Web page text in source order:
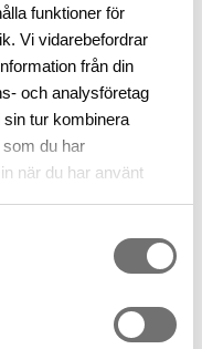
funktioner för
Vi vidarebefordrar
från din
och analysföretag
tur kombinera
du har
när du har använt
och har startat
2026
du också vara
är för stor eller för
till
och